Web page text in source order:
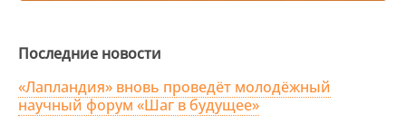
Последние новости
«Лапландия» вновь проведёт молодёжный
научный форум «Шаг в будущее»